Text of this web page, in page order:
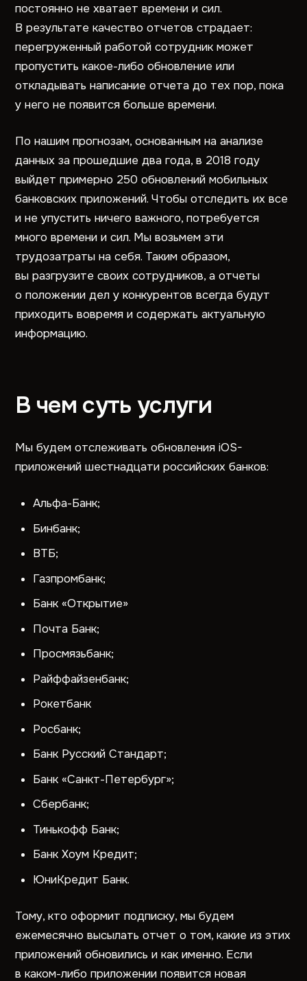
постоянно не хватает времени и сил.
В результате качество отчетов страдает:
перегруженный работой сотрудник может
пропустить какое-либо обновление или
откладывать написание отчета до тех пор, пока
у него не появится больше времени.
По нашим прогнозам, основанным на анализе
данных за прошедшие два года, в 2018 году
выйдет примерно 250 обновлений мобильных
банковских приложений. Чтобы отследить их все
и не упустить ничего важного, потребуется
много времени и сил. Мы возьмем эти
трудозатраты на себя. Таким образом,
вы разгрузите своих сотрудников, а отчеты
о положении дел у конкурентов всегда будут
приходить вовремя и содержать актуальную
информацию.
В чем суть услуги
Мы будем отслеживать обновления iOS-
приложений шестнадцати российских банков:
Альфа-Банк;
Бинбанк;
ВТБ;
Газпромбанк;
Банк «Открытие»
Почта Банк;
Просмязьбанк;
Райффайзенбанк;
Рокетбанк
Росбанк;
Банк Русский Стандарт;
Банк «Санкт-Петербург»;
Сбербанк;
Тинькофф Банк;
Банк Хоум Кредит;
ЮниКредит Банк.
Тому, кто оформит подписку, мы будем
ежемесячно высылать отчет о том, какие из этих
приложений обновились и как именно. Если
в каком-либо приложении появится новая